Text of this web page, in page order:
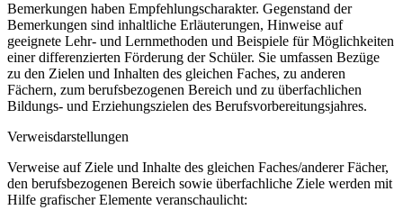
Bemerkungen haben Empfehlungscharakter. Gegenstand der
Bemerkungen sind inhaltliche Erläuterungen, Hinweise auf
geeignete Lehr- und Lernmethoden und Beispiele für Möglichkeiten
einer differenzierten Förderung der Schüler. Sie umfassen Bezüge
zu den Zielen und Inhalten des gleichen Faches, zu anderen
Fächern, zum berufsbezogenen Bereich und zu überfachlichen
Bildungs- und Erziehungszielen des Berufsvorbereitungsjahres.
Verweisdarstellungen
Verweise auf Ziele und Inhalte des gleichen Faches/anderer Fächer,
den berufsbezogenen Bereich sowie überfachliche Ziele werden mit
Hilfe grafischer Elemente veranschaulicht: